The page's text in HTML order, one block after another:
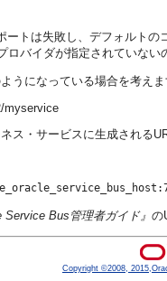
トは失敗し、デフォルト
ロバイダが指定されていな
うになっている場合を考え
myservice
ス・サービスに生成される
Service Bus管理者ガイド』 の
Copyright ©2008,